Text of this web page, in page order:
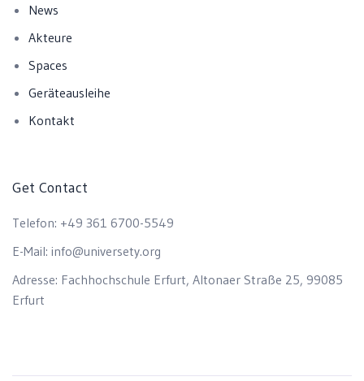
News
Akteure
Spaces
Geräteausleihe
Kontakt
Get Contact
Telefon: +49 361 6700-5549
E-Mail: info@universety.org
Adresse: Fachhochschule Erfurt, Altonaer Straße 25, 99085
Erfurt